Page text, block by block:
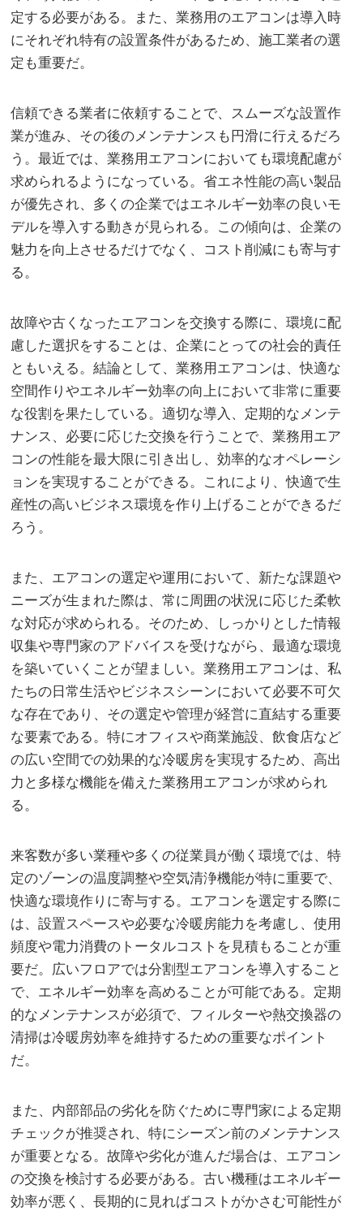
定する必要がある。また、業務用のエアコンは導入時
にそれぞれ特有の設置条件があるため、施工業者の選
定も重要だ。
信頼できる業者に依頼することで、スムーズな設置作
業が進み、その後のメンテナンスも円滑に行えるだろ
う。最近では、業務用エアコンにおいても環境配慮が
求められるようになっている。省エネ性能の高い製品
が優先され、多くの企業ではエネルギー効率の良いモ
デルを導入する動きが見られる。この傾向は、企業の
魅力を向上させるだけでなく、コスト削減にも寄与す
る。
故障や古くなったエアコンを交換する際に、環境に配
慮した選択をすることは、企業にとっての社会的責任
ともいえる。結論として、業務用エアコンは、快適な
空間作りやエネルギー効率の向上において非常に重要
な役割を果たしている。適切な導入、定期的なメンテ
ナンス、必要に応じた交換を行うことで、業務用エア
コンの性能を最大限に引き出し、効率的なオペレーシ
ョンを実現することができる。これにより、快適で生
産性の高いビジネス環境を作り上げることができるだ
ろう。
また、エアコンの選定や運用において、新たな課題や
ニーズが生まれた際は、常に周囲の状況に応じた柔軟
な対応が求められる。そのため、しっかりとした情報
収集や専門家のアドバイスを受けながら、最適な環境
を築いていくことが望ましい。業務用エアコンは、私
たちの日常生活やビジネスシーンにおいて必要不可欠
な存在であり、その選定や管理が経営に直結する重要
な要素である。特にオフィスや商業施設、飲食店など
の広い空間での効果的な冷暖房を実現するため、高出
力と多様な機能を備えた業務用エアコンが求められ
る。
来客数が多い業種や多くの従業員が働く環境では、特
定のゾーンの温度調整や空気清浄機能が特に重要で、
快適な環境作りに寄与する。エアコンを選定する際に
は、設置スペースや必要な冷暖房能力を考慮し、使用
頻度や電力消費のトータルコストを見積もることが重
要だ。広いフロアでは分割型エアコンを導入すること
で、エネルギー効率を高めることが可能である。定期
的なメンテナンスが必須で、フィルターや熱交換器の
清掃は冷暖房効率を維持するための重要なポイント
だ。
また、内部部品の劣化を防ぐために専門家による定期
チェックが推奨され、特にシーズン前のメンテナンス
が重要となる。故障や劣化が進んだ場合は、エアコン
の交換を検討する必要がある。古い機種はエネルギー
効率が悪く、長期的に見ればコストがかさむ可能性が